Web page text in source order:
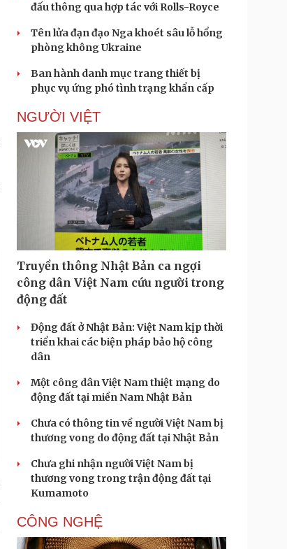
đấu thông qua hợp tác với Rolls-Royce
Tên lửa đạn đạo Nga khoét sâu lỗ hổng
phòng không Ukraine
Ban hành danh mục trang thiết bị
phục vụ ứng phó tình trạng khẩn cấp
NGƯỜI VIỆT
Truyền thông Nhật Bản ca ngợi
công dân Việt Nam cứu người trong
động đất
Động đất ở Nhật Bản: Việt Nam kịp thời
triển khai các biện pháp bảo hộ công
dân
Một công dân Việt Nam thiệt mạng do
động đất tại miền Nam Nhật Bản
Chưa có thông tin về người Việt Nam bị
thương vong do động đất tại Nhật Bản
Chưa ghi nhận người Việt Nam bị
thương vong trong trận động đất tại
Kumamoto
CÔNG NGHỆ